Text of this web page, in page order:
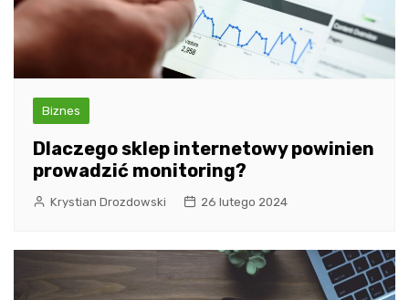
Biznes
Dlaczego sklep internetowy powinien
prowadzić monitoring?
Krystian Drozdowski 26 lutego 2024